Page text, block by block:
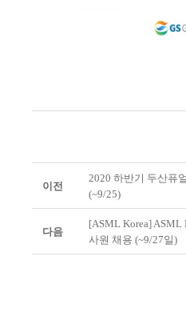
이전
2020 하반기 두산퓨
(~9/25)
다음
[ASML Korea] ASML
사원 채용 (~9/27일)